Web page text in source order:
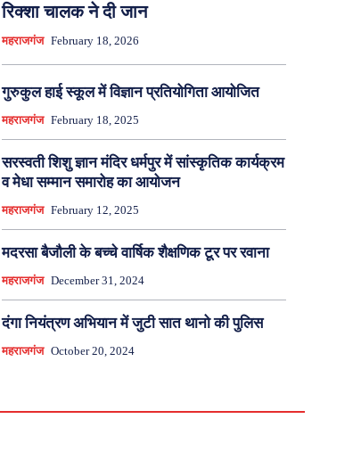
रिक्शा चालक ने दी जान
महराजगंज February 18, 2026
गुरुकुल हाई स्कूल में विज्ञान प्रतियोगिता आयोजित
महराजगंज February 18, 2025
सरस्वती शिशु ज्ञान मंदिर धर्मपुर में सांस्कृतिक कार्यक्रम
व मेधा सम्मान समारोह का आयोजन
महराजगंज February 12, 2025
मदरसा बैजौली के बच्चे वार्षिक शैक्षणिक टूर पर रवाना
महराजगंज December 31, 2024
दंगा नियंत्रण अभियान में जुटी सात थानो की पुलिस
महराजगंज October 20, 2024